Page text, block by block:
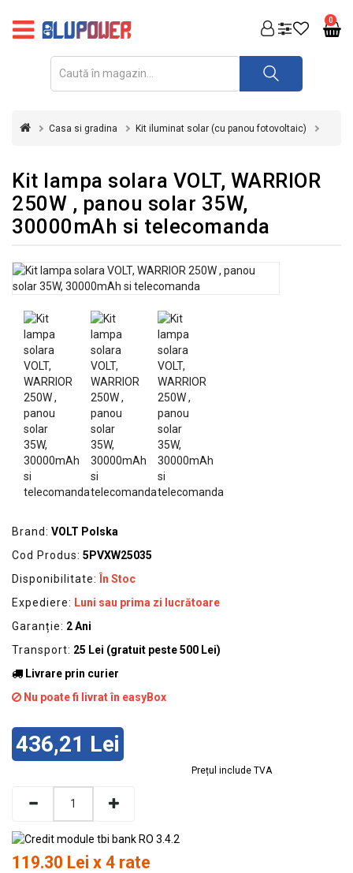
0
FOTOVOLTAICE
REDRESOARE
INVERTOARE
UPS
STABILIZATOARE
DE
TENSIUNE
CASA
GRADINA
SCULE
ECHIPAMENTE
ELECTRICE
ECHIPAMENTE
FOTOVOLTAICE
Casa si gradina Kit iluminat solar (cu panou fotovoltaic)
Kit lampa solara VOLT, WARRIOR
250W , panou solar 35W,
30000mAh si telecomanda
Brand: VOLT Polska
Cod Produs: 5PVXW25035
Disponibilitate:
În Stoc
Expediere: Luni sau prima zi lucrătoare
Garanție: 2 Ani
Transport: 25 Lei (gratuit peste 500 Lei)
Livrare prin curier
Nu poate fi livrat în easyBox
436,21 Lei
Prețul include TVA
119.30 Lei x 4 rate